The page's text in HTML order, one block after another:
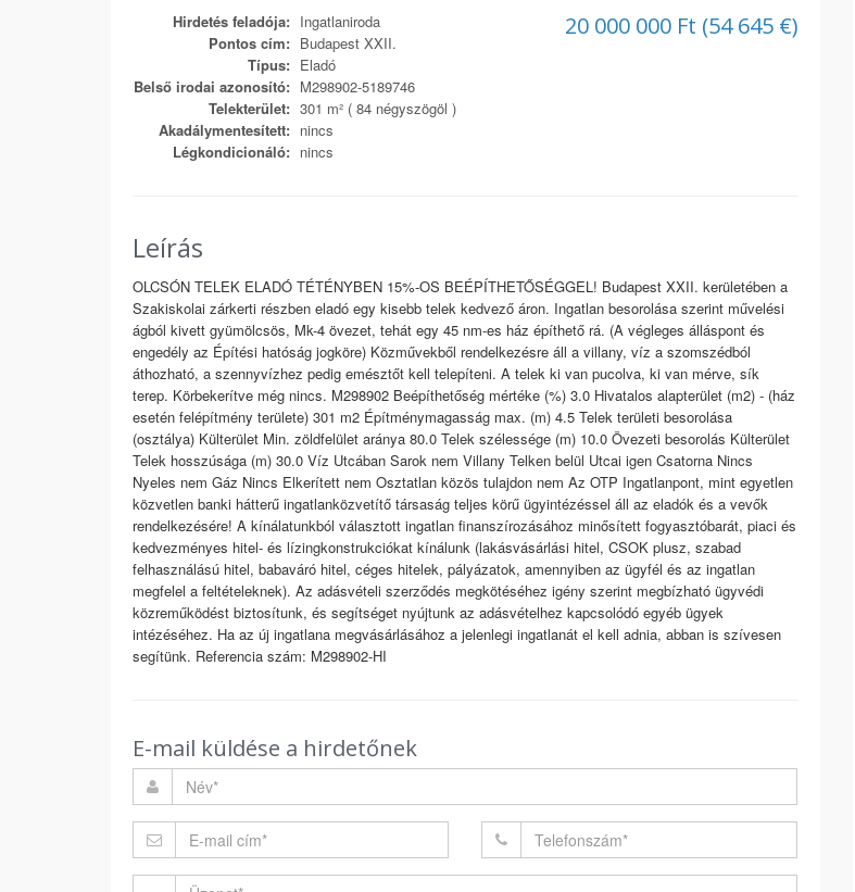
20 000 000 Ft (54 645 €)
Hirdetés feladója: Ingatlaniroda
Pontos cím: Budapest XXII.
Típus: Eladó
Belső irodai azonosító: M298902-5189746
Telekterület: 301 m² ( 84 négyszögöl )
Akadálymentesített: nincs
Légkondicionáló: nincs
Leírás
OLCSÓN TELEK ELADÓ TÉTÉNYBEN 15%-OS BEÉPÍTHETŐSÉGGEL! Budapest XXII. kerületében a
Szakiskolai zárkerti részben eladó egy kisebb telek kedvező áron. Ingatlan besorolása szerint művelési
ágból kivett gyümölcsös, Mk-4 övezet, tehát egy 45 nm-es ház építhető rá. (A végleges álláspont és
engedély az Építési hatóság jogköre) Közművekből rendelkezésre áll a villany, víz a szomszédból
áthozható, a szennyvízhez pedig emésztőt kell telepíteni. A telek ki van pucolva, ki van mérve, sík
terep. Körbekerítve még nincs. M298902 Beépíthetőség mértéke (%) 3.0 Hivatalos alapterület (m2) - (ház
esetén felépítmény területe) 301 m2 Építménymagasság max. (m) 4.5 Telek területi besorolása
(osztálya) Külterület Min. zöldfelület aránya 80.0 Telek szélessége (m) 10.0 Övezeti besorolás Külterület
Telek hosszúsága (m) 30.0 Víz Utcában Sarok nem Villany Telken belül Utcai igen Csatorna Nincs
Nyeles nem Gáz Nincs Elkerített nem Osztatlan közös tulajdon nem Az OTP Ingatlanpont, mint egyetlen
közvetlen banki hátterű ingatlanközvetítő társaság teljes körű ügyintézéssel áll az eladók és a vevők
rendelkezésére! A kínálatunkból választott ingatlan finanszírozásához minősített fogyasztóbarát, piaci és
kedvezményes hitel- és lízingkonstrukciókat kínálunk (lakásvásárlási hitel, CSOK plusz, szabad
felhasználású hitel, babaváró hitel, céges hitelek, pályázatok, amennyiben az ügyfél és az ingatlan
megfelel a feltételeknek). Az adásvételi szerződés megkötéséhez igény szerint megbízható ügyvédi
közreműködést biztosítunk, és segítséget nyújtunk az adásvételhez kapcsolódó egyéb ügyek
intézéséhez. Ha az új ingatlana megvásárlásához a jelenlegi ingatlanát el kell adnia, abban is szívesen
segítünk. Referencia szám: M298902-HI
E-mail küldése a hirdetőnek